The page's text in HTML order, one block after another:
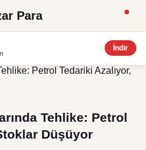
Para
İndir
Tehlike: Petrol
Düşüyor